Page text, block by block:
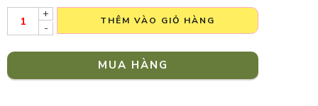
+
-
THÊM VÀO GIỎ HÀNG
MUA HÀNG